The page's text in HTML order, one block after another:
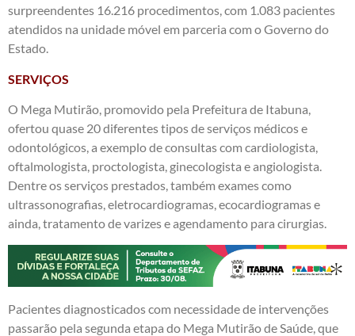
surpreendentes 16.216 procedimentos, com 1.083 pacientes
atendidos na unidade móvel em parceria com o Governo do
Estado.
SERVIÇOS
O Mega Mutirão, promovido pela Prefeitura de Itabuna,
ofertou quase 20 diferentes tipos de serviços médicos e
odontológicos, a exemplo de consultas com cardiologista,
oftalmologista, proctologista, ginecologista e angiologista.
Dentre os serviços prestados, também exames como
ultrassonografias, eletrocardiogramas, ecocardiogramas e
ainda, tratamento de varizes e agendamento para cirurgias.
Pacientes diagnosticados com necessidade de intervenções
passarão pela segunda etapa do Mega Mutirão de Saúde, que